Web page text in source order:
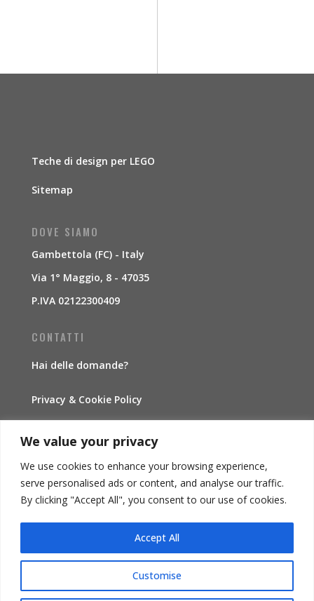
We value your privacy
We use cookies to enhance your browsing experience,
serve personalised ads or content, and analyse our traffic.
By clicking "Accept All", you consent to our use of cookies.
Customise
Accept All
Teche di design per LEGO
Sitemap
DOVE SIAMO
Gambettola (FC) - Italy
Via 1° Maggio, 8 - 47035
P.IVA 02122300409
CONTATTI
Hai delle domande?
Privacy & Cookie Policy
Traccia la spedizione
INFORMAZIONI
Condizioni di vendita